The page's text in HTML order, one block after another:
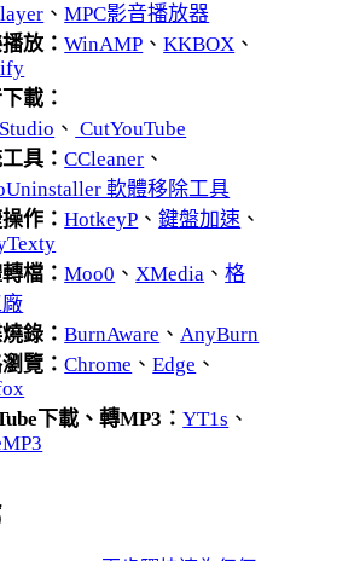
、MPC影音播放器
放：WinAMP 、KKBOX 、
載：
、 CutYouTube
具：CCleaner 、
軟體移除工具
作：HotkeyP 、鍵盤加速 、
檔：Moo0 、 XMedia 、格
錄：BurnAware 、 AnyBurn
覽：Chrome 、Edge 、
下載、轉MP3：YT1s 、